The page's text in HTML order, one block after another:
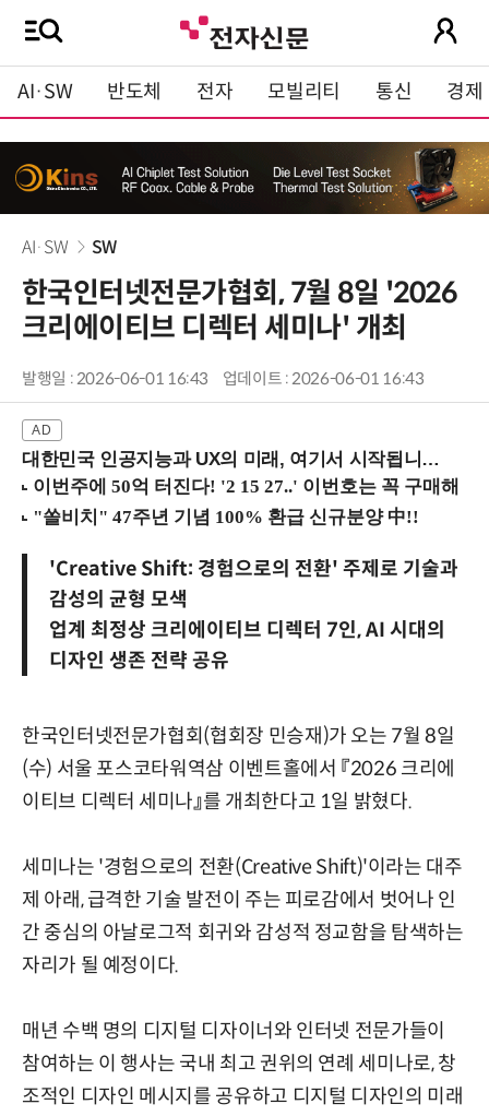
AI·SW 반도체 전자 모빌리티 통신 경제
AI·SW SW
한국인터넷전문가협회, 7월 8일 '2026
크리에이티브 디렉터 세미나' 개최
발행일 : 2026-06-01 16:43 업데이트 : 2026-06-01 16:43
대한민국 인공지능과 UX의 미래, 여기서 시작됩니다! (9/2 강남역)
'Creative Shift: 경험으로의 전환' 주제로 기술과
감성의 균형 모색
업계 최정상 크리에이티브 디렉터 7인, AI 시대의
디자인 생존 전략 공유
한국인터넷전문가협회(협회장 민승재)가 오는 7월 8일
(수) 서울 포스코타워역삼 이벤트홀에서 『2026 크리에
이티브 디렉터 세미나』를 개최한다고 1일 밝혔다.
세미나는 '경험으로의 전환(Creative Shift)'이라는 대주
제 아래, 급격한 기술 발전이 주는 피로감에서 벗어나 인
간 중심의 아날로그적 회귀와 감성적 정교함을 탐색하는
자리가 될 예정이다.
매년 수백 명의 디지털 디자이너와 인터넷 전문가들이
참여하는 이 행사는 국내 최고 권위의 연례 세미나로, 창
조적인 디자인 메시지를 공유하고 디지털 디자인의 미래